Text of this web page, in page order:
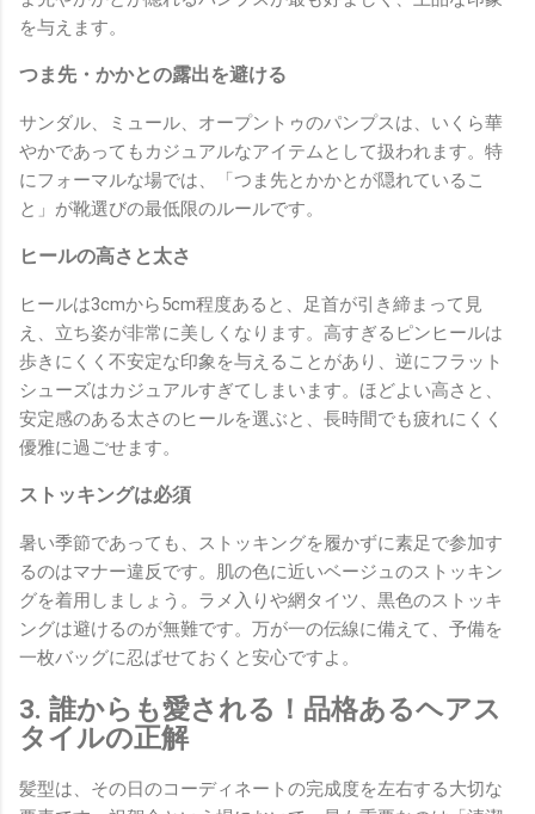
を与えます。
つま先・かかとの露出を避ける
サンダル、ミュール、オープントゥのパンプスは、いくら華
やかであってもカジュアルなアイテムとして扱われます。特
にフォーマルな場では、「つま先とかかとが隠れているこ
と」が靴選びの最低限のルールです。
ヒールの高さと太さ
ヒールは3cmから5cm程度あると、足首が引き締まって見
え、立ち姿が非常に美しくなります。高すぎるピンヒールは
歩きにくく不安定な印象を与えることがあり、逆にフラット
シューズはカジュアルすぎてしまいます。ほどよい高さと、
安定感のある太さのヒールを選ぶと、長時間でも疲れにくく
優雅に過ごせます。
ストッキングは必須
暑い季節であっても、ストッキングを履かずに素足で参加す
るのはマナー違反です。肌の色に近いベージュのストッキン
グを着用しましょう。ラメ入りや網タイツ、黒色のストッキ
ングは避けるのが無難です。万が一の伝線に備えて、予備を
一枚バッグに忍ばせておくと安心ですよ。
3. 誰からも愛される！品格あるヘアス
タイルの正解
髪型は、その日のコーディネートの完成度を左右する大切な